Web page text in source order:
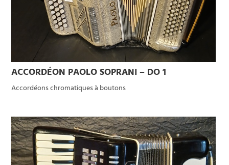
ACCORDÉON PAOLO SOPRANI – DO 1
Accordéons chromatiques à boutons